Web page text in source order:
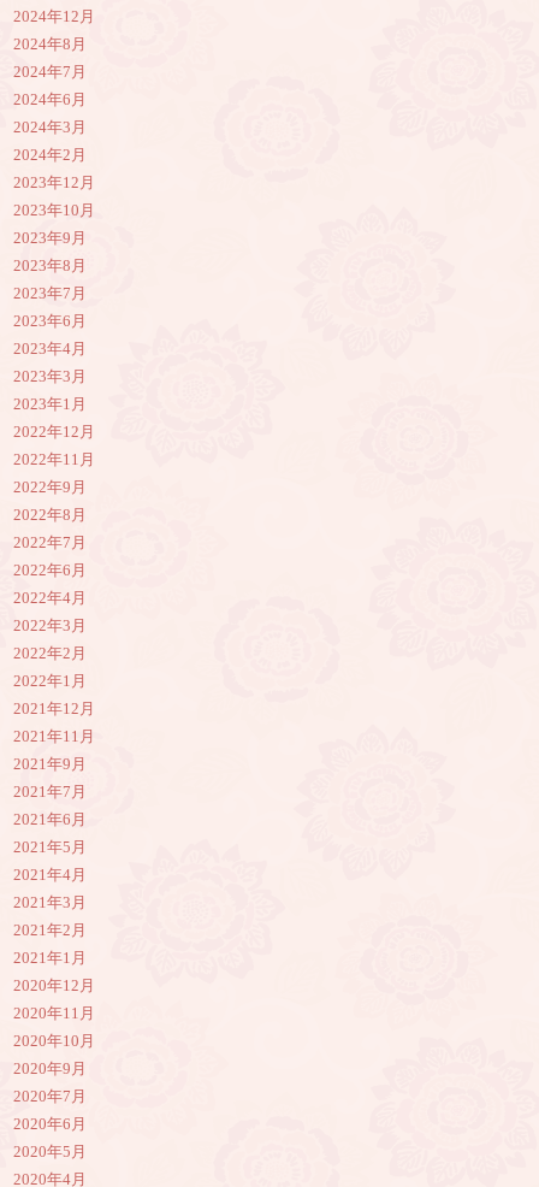
2024年12月
2024年8月
2024年7月
2024年6月
2024年3月
2024年2月
2023年12月
2023年10月
2023年9月
2023年8月
2023年7月
2023年6月
2023年4月
2023年3月
2023年1月
2022年12月
2022年11月
2022年9月
2022年8月
2022年7月
2022年6月
2022年4月
2022年3月
2022年2月
2022年1月
2021年12月
2021年11月
2021年9月
2021年7月
2021年6月
2021年5月
2021年4月
2021年3月
2021年2月
2021年1月
2020年12月
2020年11月
2020年10月
2020年9月
2020年7月
2020年6月
2020年5月
2020年4月